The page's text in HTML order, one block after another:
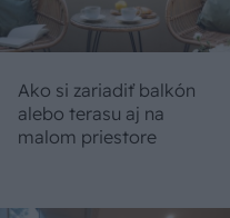
Ako si zariadiť balkón
alebo terasu aj na
malom priestore